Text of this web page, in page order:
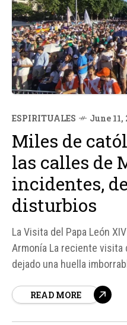
ESPIRITUALES June 11,
Miles de
las calles de
incidentes,
disturbios
La Visita del Papa León
Armonía La reciente visita
dejado una huella
la vigilia del 6 de junio de
READ MORE